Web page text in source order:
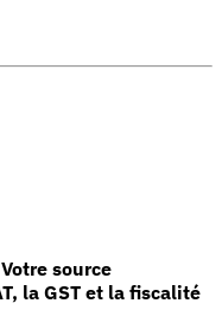
source
la GST et la fiscalité